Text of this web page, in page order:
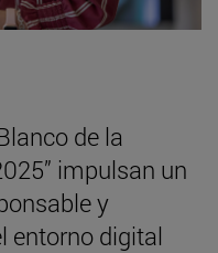
de la
impulsan un
y
entorno digital